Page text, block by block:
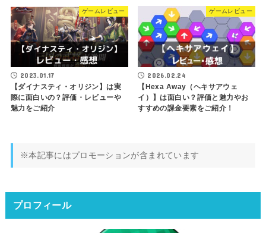
ゲームレビュー
2023.01.17
【ダイナスティ・オリジン】は実
際に面白いの？評価・レビューや
魅力をご紹介
ゲームレビュー
2026.02.24
【Hexa Away（ヘキサアウェ
イ）】は面白い？評価と魅力やお
すすめの課金要素をご紹介！
※本記事にはプロモーションが含まれています
プロフィール